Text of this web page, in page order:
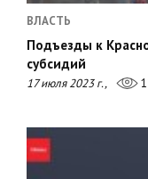
ВЛАСТЬ
Подъезды к
субсидий
17 июля 2023 г.,